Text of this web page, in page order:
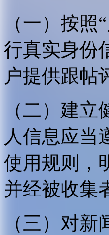
（一）按
行真实身份
户提供跟帖
（二）建
人信息应当
使用规则，
并经被收集
（三）对